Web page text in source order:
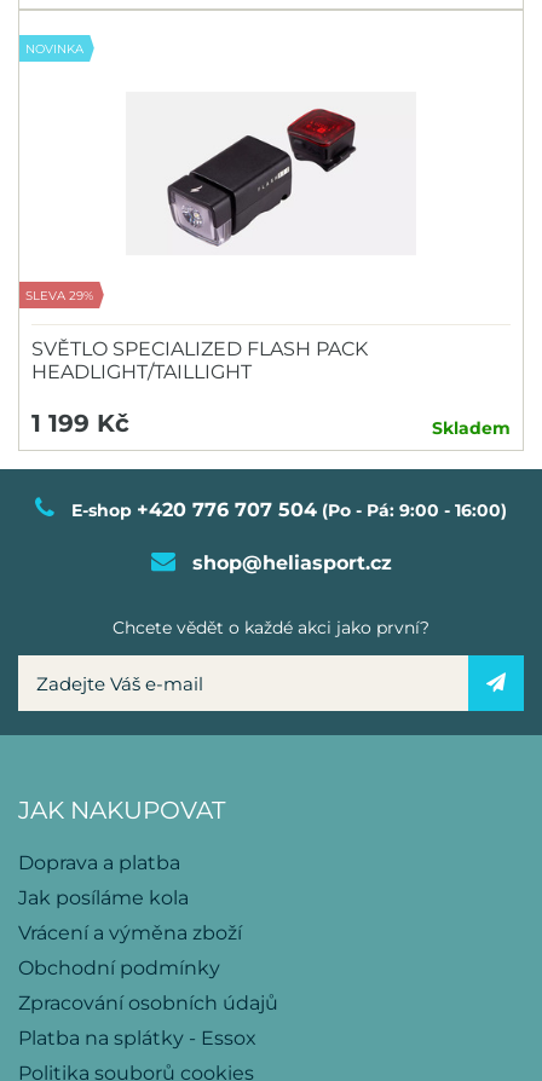
NOVINKA
SLEVA 29%
SVĚTLO SPECIALIZED FLASH PACK
HEADLIGHT/TAILLIGHT
1 199 Kč Skladem
E-shop +420 776 707 504 (Po - Pá: 9:00 - 16:00)
shop@heliasport.cz
Chcete vědět o každé akci jako první?
JAK NAKUPOVAT
Doprava a platba
Jak posíláme kola
Vrácení a výměna zboží
Obchodní podmínky
Zpracování osobních údajů
Platba na splátky - Essox
Politika souborů cookies